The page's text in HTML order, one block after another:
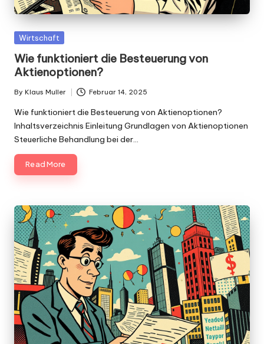
Posted
Wirtschaft
Wie funktioniert die Besteuerung von
Aktienoptionen?
Posted
by
By Klaus Muller Februar 14, 2025
Wie funktioniert die Besteuerung von Aktienoptionen?
Inhaltsverzeichnis Einleitung Grundlagen von Aktienoptionen
Steuerliche Behandlung bei der…
Read More